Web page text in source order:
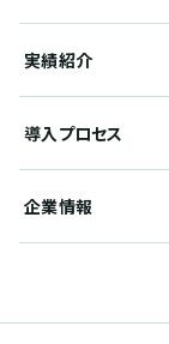
実績紹介
導入プロセス
企業情報